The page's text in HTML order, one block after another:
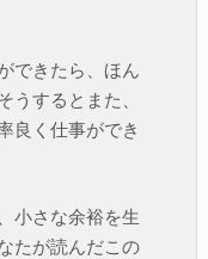
できたら、ほん
うするとまた、
良く仕事ができ
小さな余裕を生
たが読んだこの